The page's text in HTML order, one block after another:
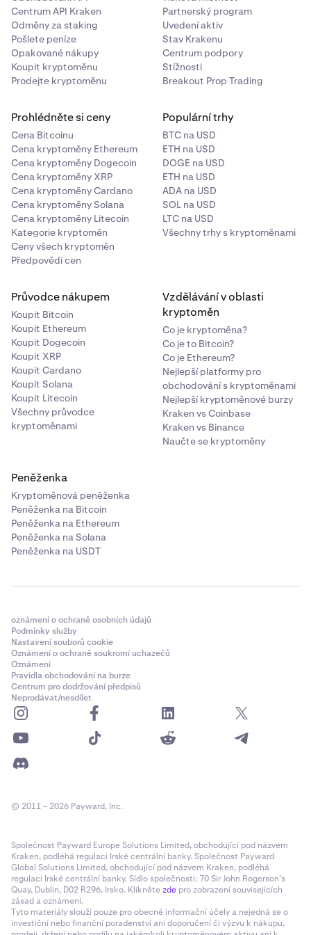
v rozmezí 4 % od poslední pozorované ceny
indexu.
Příklad:
Nákupní objednávky (Bids) nelze
zadávat o více než 4 % nad a prodejní
objednávky (asks) nelze zadávat o více než 4 %
Zpracování chyb:
Objednávky mimo tento rozsah
budou zamítnuty s chybovou zprávou
(OUTSIDE_PRICE_COLLAR).
Bezproblémové obchodování
FX Perps jsou integrovány do naší platformy se stejným
intuitivním designem jako naše krypto perps. Kromě
zvláštních pravidel během uzavření trhu fungují FX Perps
stejně jako produkty, které již znáte.
Centrum API Kraken
Odměny za staking
Pošlete peníze
Opakované nákupy
Koupit kryptoměnu
Prodejte kryptoměnu
Partnerský program
Uvedení aktiv
Stav Krakenu
Centrum podpory
Stížnosti
Breakout Prop Trading
Prohlédněte si ceny
Cena Bitcoinu
Cena kryptoměny Ethereum
Cena kryptoměny Dogecoin
Cena kryptoměny XRP
Cena kryptoměny Cardano
Cena kryptoměny Solana
Cena kryptoměny Litecoin
Kategorie kryptoměn
Ceny všech kryptoměn
Předpovědi cen
Populární trhy
BTC na USD
ETH na USD
DOGE na USD
ETH na USD
ADA na USD
SOL na USD
LTC na USD
Všechny trhy s kryptoměnami
Průvodce nákupem
Koupit Bitcoin
Koupit Ethereum
Koupit Dogecoin
Koupit XRP
Koupit Cardano
Koupit Solana
Koupit Litecoin
Všechny průvodce
kryptoměnami
Vzdělávání v oblasti
kryptoměn
Co je kryptoměna?
Co je to Bitcoin?
Co je Ethereum?
Nejlepší platformy pro
obchodování s kryptoměnami
Nejlepší kryptoměnové burzy
Kraken vs Coinbase
Kraken vs Binance
Naučte se kryptoměny
Peněženka
Kryptoměnová peněženka
Peněženka na Bitcoin
Peněženka na Ethereum
Peněženka na Solana
Peněženka na USDT
oznámení o ochraně osobních údajů
Podmínky služby
Nastavení souborů cookie
Oznámení o ochraně soukromí uchazečů
Oznámení
Pravidla obchodování na burze
Centrum pro dodržování předpisů
Neprodávat/nesdílet
© 2011 – 2026 Payward, Inc.
Společnost Payward Europe Solutions Limited, obchodující pod názvem
Kraken, podléhá regulaci Irské centrální banky. Společnost Payward
Global Solutions Limited, obchodující pod názvem Kraken, podléhá
regulaci Irské centrální banky. Sídlo společnosti: 70 Sir John Rogerson’s
Quay, Dublin, D02 R296, Irsko. Kliknětezde pro zobrazení souvisejících
zásad a oznámení.
Tyto materiály slouží pouze pro obecné informační účely a nejedná se o
investiční nebo finanční poradenství ani doporučení či výzvu k nákupu,